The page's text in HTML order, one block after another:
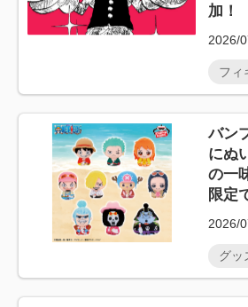
加！
2026/
フィ
バン
にぬ
の一
限定
2026/
グッ